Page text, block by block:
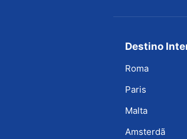
Destino
Roma
Paris
Malta
Amsterdã